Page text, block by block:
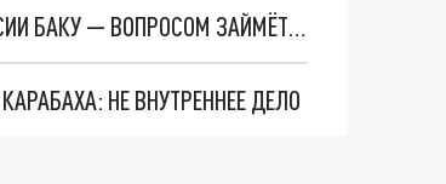
ОДКБ ГОТОВА ПРЕДЛОЖИТЬ ПОМОЩЬ АРМЕНИИ ИЗ-ЗА АГРЕССИИ БАКУ — ВОПРОСОМ ЗАЙМЁТСЯ ПУТИН
НЕ ВНУТРЕННЕЕ ДЕЛО